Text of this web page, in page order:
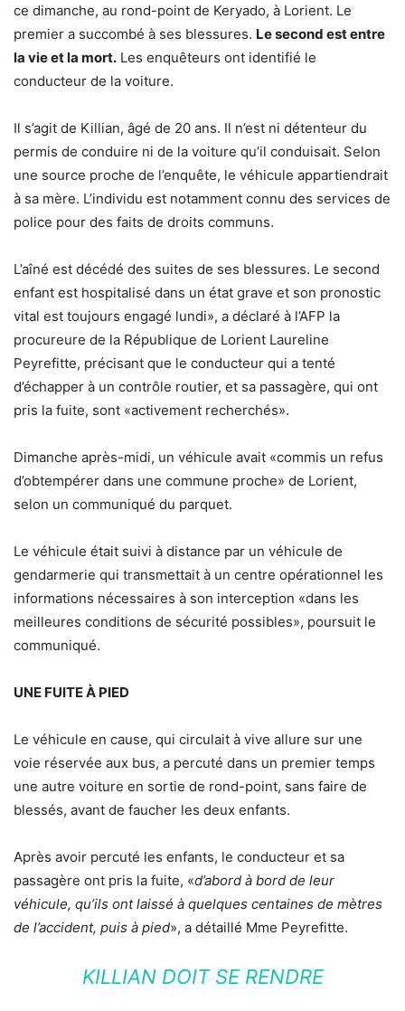
ce dimanche, au rond-point de Keryado, à Lorient. Le
premier a succombé à ses blessures. Le second est entre
la vie et la mort. Les enquêteurs ont identifié le
conducteur de la voiture.
Il s’agit de Killian, âgé de 20 ans. Il n’est ni détenteur du
permis de conduire ni de la voiture qu’il conduisait. Selon
une source proche de l’enquête, le véhicule appartiendrait
à sa mère. L’individu est notamment connu des services de
police pour des faits de droits communs.
L’aîné est décédé des suites de ses blessures. Le second
enfant est hospitalisé dans un état grave et son pronostic
vital est toujours engagé lundi», a déclaré à l’AFP la
procureure de la République de Lorient Laureline
Peyrefitte, précisant que le conducteur qui a tenté
d’échapper à un contrôle routier, et sa passagère, qui ont
pris la fuite, sont «activement recherchés».
Dimanche après-midi, un véhicule avait «commis un refus
d’obtempérer dans une commune proche» de Lorient,
selon un communiqué du parquet.
Le véhicule était suivi à distance par un véhicule de
gendarmerie qui transmettait à un centre opérationnel les
informations nécessaires à son interception «dans les
meilleures conditions de sécurité possibles», poursuit le
communiqué.
UNE FUITE À PIED
Le véhicule en cause, qui circulait à vive allure sur une
voie réservée aux bus, a percuté dans un premier temps
une autre voiture en sortie de rond-point, sans faire de
blessés, avant de faucher les deux enfants.
Après avoir percuté les enfants, le conducteur et sa
passagère ont pris la fuite, «d’abord à bord de leur
véhicule, qu’ils ont laissé à quelques centaines de mètres
de l’accident, puis à pied», a détaillé Mme Peyrefitte.
KILLIAN DOIT SE RENDRE